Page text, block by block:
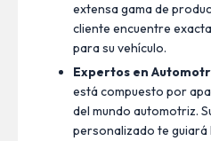
extensa gama de
cliente encuentre
para su vehículo.
Expertos en
está compuesto por
del mundo automotriz.
personalizado te guiará